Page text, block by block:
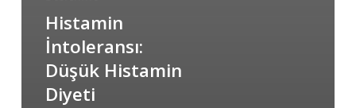
Histamin
İntoleransı:
Düşük Histamin
Diyeti